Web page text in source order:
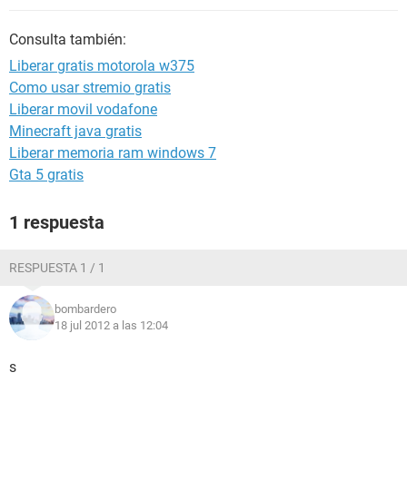
Consulta también:
Liberar gratis motorola w375
Como usar stremio gratis
Liberar movil vodafone
Minecraft java gratis
Liberar memoria ram windows 7
Gta 5 gratis
1 respuesta
RESPUESTA 1 / 1
bombardero
18 jul 2012 a las 12:04
s